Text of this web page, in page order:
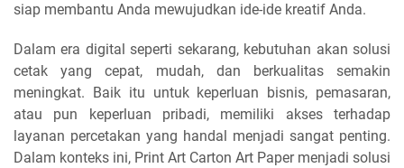
siap membantu Anda mewujudkan ide-ide kreatif Anda.
Dalam era digital seperti sekarang, kebutuhan akan solusi
cetak yang cepat, mudah, dan berkualitas semakin
meningkat. Baik itu untuk keperluan bisnis, pemasaran,
atau pun keperluan pribadi, memiliki akses terhadap
layanan percetakan yang handal menjadi sangat penting.
Dalam konteks ini, Print Art Carton Art Paper menjadi solusi